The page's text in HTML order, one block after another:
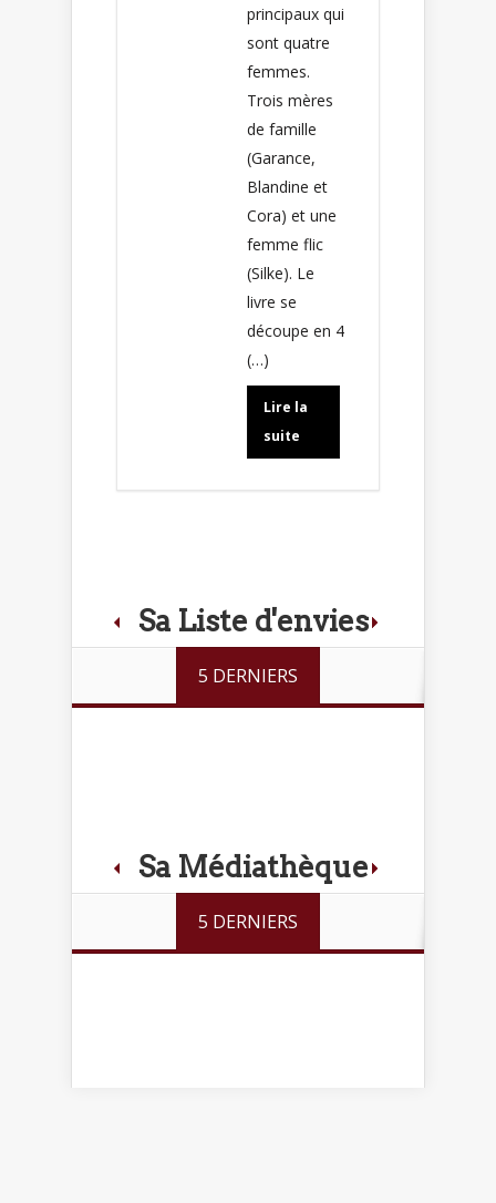
principaux qui
sont quatre
femmes.
Trois mères
de famille
(Garance,
Blandine et
Cora) et une
femme flic
(Silke). Le
livre se
découpe en 4
(…)
Lire la
suite
Sa Liste d'envies
5 DERNIERS
Sa Médiathèque
5 DERNIERS